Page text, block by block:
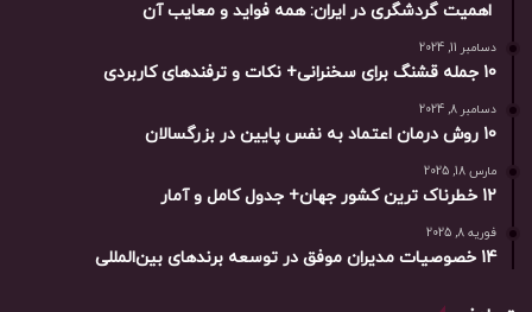
اهمیت گردشگری در ایران: همه فواید و معایب آن
دسامبر 11, 2024
10 جمله قشنگ برای سخنرانی+ نکات و ترفندهای کاربردی
دسامبر 8, 2024
10 روش درمان اعتماد به نفس پایین در بزرگسالان
مارس 18, 2025
12 خطرناک ترین کشور جهان+ جدول کامل و آمار
فوریه 8, 2025
14 خصوصیات مدیران موفق در توسعه برندهای بین‌المللی